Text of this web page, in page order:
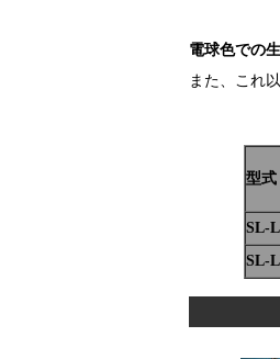
電球色での
また、これ
型式
SL-
SL-